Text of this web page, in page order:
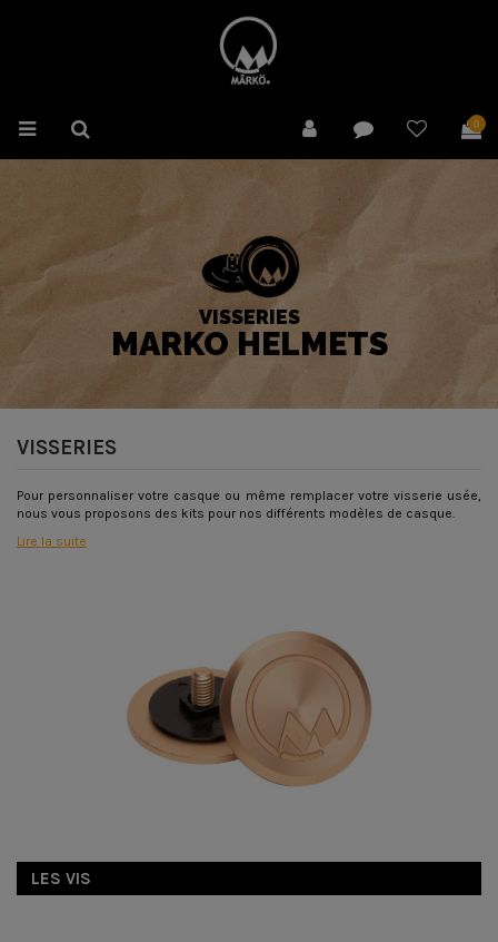
0
VISSERIES
MARKO HELMETS
VISSERIES
Pour personnaliser votre casque ou même remplacer votre visserie usée,
nous vous proposons des kits pour nos différents modèles de casque.
Lire la suite
LES VIS